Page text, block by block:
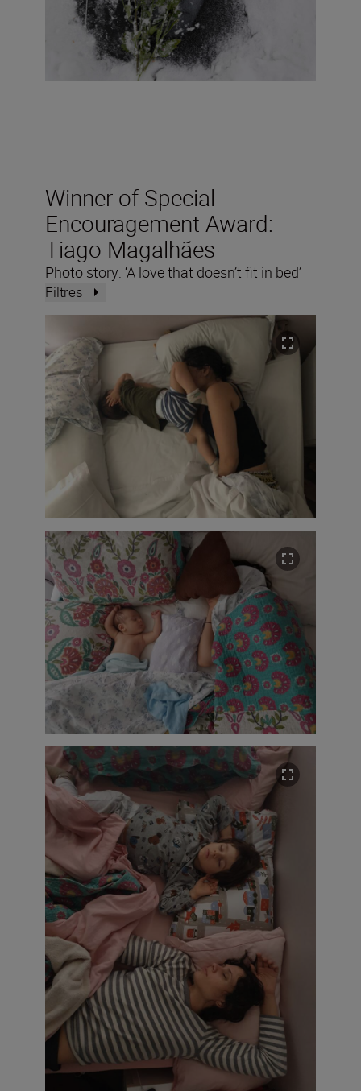
Winner of Special
Encouragement Award:
Tiago Magalhães
Photo story: ‘A love that doesn’t fit in bed’
Filtres